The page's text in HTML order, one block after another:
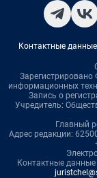
Контактные
Зарегистрировано
информационных
Запись о
Учредитель:
Главный
Адрес редакции:
Контактные